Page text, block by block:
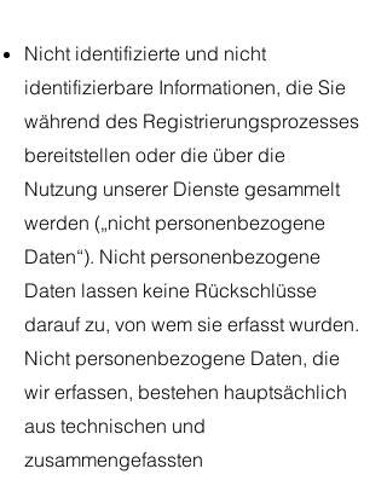
Nicht identifizierte und nicht
identifizierbare Informationen, die Sie
während des Registrierungsprozesses
bereitstellen oder die über die
Nutzung unserer Dienste gesammelt
werden („nicht personenbezogene
Daten“). Nicht personenbezogene
Daten lassen keine Rückschlüsse
darauf zu, von wem sie erfasst wurden.
Nicht personenbezogene Daten, die
wir erfassen, bestehen hauptsächlich
aus technischen und
zusammengefassten